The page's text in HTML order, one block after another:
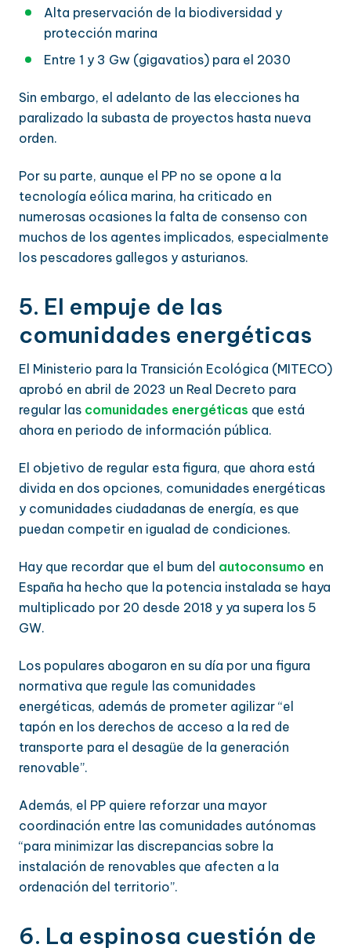
Alta preservación de la biodiversidad y
protección marina
Entre 1 y 3 Gw (gigavatios) para el 2030
Sin embargo, el adelanto de las elecciones ha
paralizado la subasta de proyectos hasta nueva
orden.
Por su parte, aunque el PP no se opone a la
tecnología eólica marina, ha criticado en
numerosas ocasiones la falta de consenso con
muchos de los agentes implicados, especialmente
los pescadores gallegos y asturianos.
5. El empuje de las
comunidades energéticas
El Ministerio para la Transición Ecológica (MITECO)
aprobó en abril de 2023 un Real Decreto para
regular las comunidades energéticas que está
ahora en periodo de información pública.
El objetivo de regular esta figura, que ahora está
divida en dos opciones, comunidades energéticas
y comunidades ciudadanas de energía, es que
puedan competir en igualad de condiciones.
Hay que recordar que el bum del autoconsumo en
España ha hecho que la potencia instalada se haya
multiplicado por 20 desde 2018 y ya supera los 5
GW.
Los populares abogaron en su día por una figura
normativa que regule las comunidades
energéticas, además de prometer agilizar “el
tapón en los derechos de acceso a la red de
transporte para el desagüe de la generación
renovable”.
Además, el PP quiere reforzar una mayor
coordinación entre las comunidades autónomas
“para minimizar las discrepancias sobre la
instalación de renovables que afecten a la
ordenación del territorio”.
6. La espinosa cuestión de